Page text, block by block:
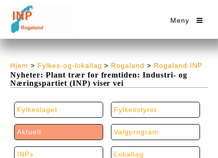
Meny
Hjem > Fylkes-og-lokallag > Rogaland > Rogaland INP
Nyheter: Plant trær for fremtiden: Industri- og
Næringspartiet (INP) viser vei
Fylkeslaget Fylkesstyret
Aktuelt Valgprogram
INPs Lokallag